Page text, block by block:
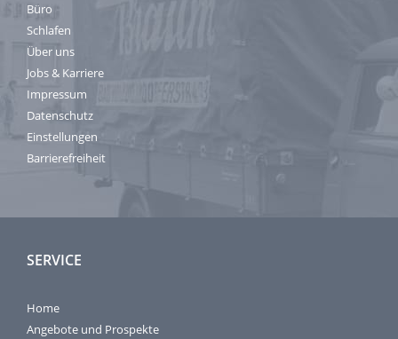
Büro
Schlafen
Über uns
Jobs & Karriere
Impressum
Datenschutz
Einstellungen
Barrierefreiheit
SERVICE
Home
Angebote und Prospekte